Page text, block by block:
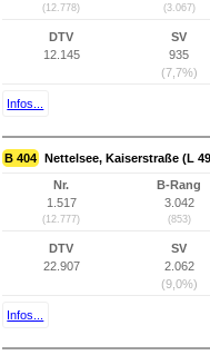
(12.778) (3.067)
DTV
12.145
SV
935
(7,7%)
Infos...
B 404 Nettelsee, Kaiserstraße (L
Nr.
1.517
(12.777)
B-Rang
3.042
(853)
DTV
22.907
SV
2.062
(9,0%)
Infos...